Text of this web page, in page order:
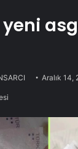
yeni
Aralık 14,